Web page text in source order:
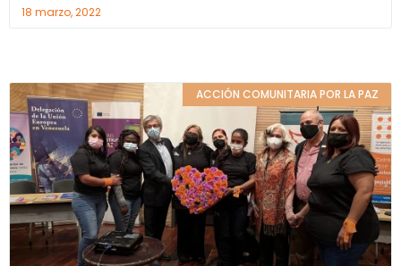
18 marzo, 2022
ACCIÓN COMUNITARIA POR LA PAZ